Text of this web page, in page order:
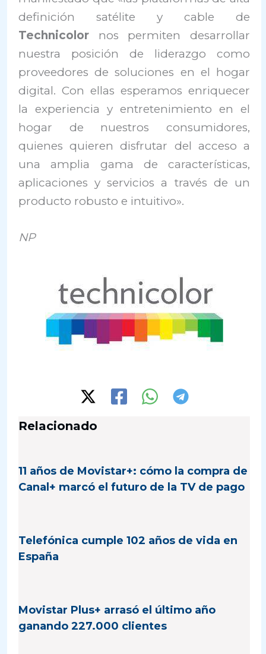
definición satélite y cable de
Technicolor nos permiten desarrollar
nuestra posición de liderazgo como
proveedores de soluciones en el hogar
digital. Con ellas esperamos enriquecer
la experiencia y entretenimiento en el
hogar de nuestros consumidores,
quienes quieren disfrutar del acceso a
una amplia gama de características,
aplicaciones y servicios a través de un
producto robusto e intuitivo».
NP
Relacionado
11 años de Movistar+: cómo la compra de
Canal+ marcó el futuro de la TV de pago
Telefónica cumple 102 años de vida en
España
Movistar Plus+ arrasó el último año
ganando 227.000 clientes